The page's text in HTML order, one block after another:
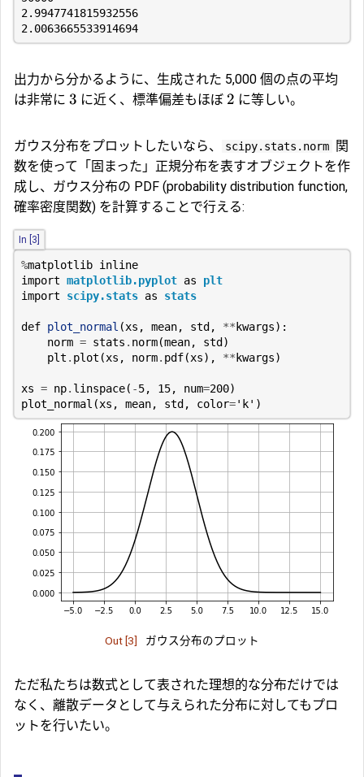
2.0063665533914694
出力から分かるように、生成された 5,000 個の点の平均
は非常に 3 に近く、標準偏差もほぼ 2 に等しい。
ガウス分布をプロットしたいなら、 scipy.stats.norm
関
数を使って「固まった」正規分布を表すオブジェクトを作
成し、ガウス分布の PDF (probability distribution function,
確率密度関数) を計算することで行える:
In [3]
%matplotlib inline
import matplotlib.pyplot as
plt
import
scipy.stats as stats
def plot_normal (xs , mean, std , ** kwargs):
norm = stats . norm(mean, std )
plt . plot (xs , norm. pdf(xs), ** kwargs)
xs = np. linspace( -5, 15, num=200)
plot_normal (xs , mean, std , color='k' )
Out [3] ガウス分布のプロット
ただ私たちは数式として表された理想的な分布だけでは
なく、離散データとして与えられた分布に対してもプロ
ットを行いたい。